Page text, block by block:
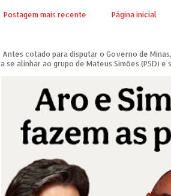
Postagem mais recente Página inicial
Antes cotado para disputar o Governo de
a se alinhar ao grupo de Mateus Simões (PSD) e